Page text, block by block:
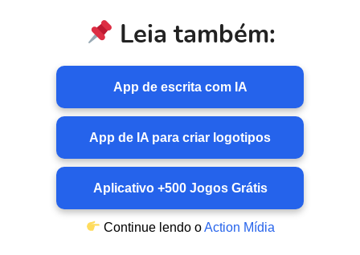
Leia também:
App de escrita com IA
App de IA para criar logotipos
Aplicativo +500 Jogos Grátis
Continue lendo oAction Mídia